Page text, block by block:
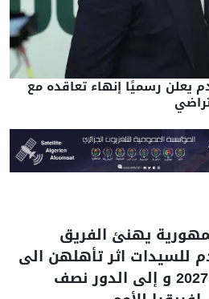
يعلن رسميًا إنهاء تعاقده مع
يهنئ الفريق
للسيدات اثر تأهلهن الى
مونديال البرازيل 2027 و إلى الدور نصف